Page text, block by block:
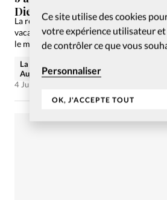
Ce site utilise des cookies
votre expérience utilisateur
de contrôler ce que vous
Personnaliser
OK, J'ACCEPTE TOUT
Dieu
La rédaction vous propose cinq activités
vacances et vous faire méditer sur la
le monde, votre vie et vos relations
La rédaction de Christianisme
Aujourd'hui
4 Juil 2012